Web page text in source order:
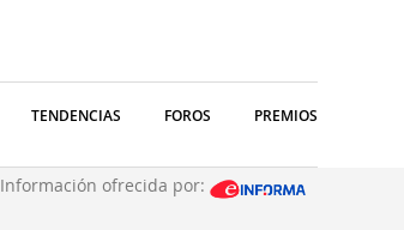
TENDENCIAS FOROS PREMIOS
Información ofrecida por: